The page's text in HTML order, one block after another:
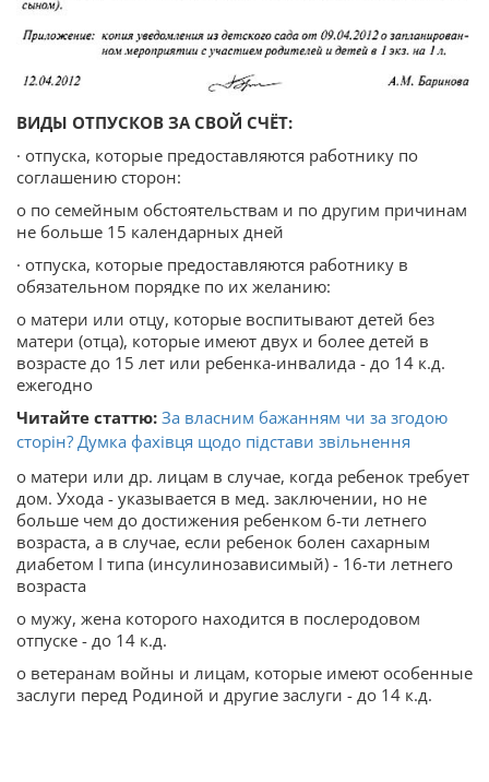
ВИДЫ ОТПУСКОВ ЗА СВОЙ СЧЁТ:
· отпуска, которые предоставляются работнику по
соглашению сторон:
o по семейным обстоятельствам и по другим причинам
не больше 15 календарных дней
· отпуска, которые предоставляются работнику в
обязательном порядке по их желанию:
o матери или отцу, которые воспитывают детей без
матери (отца), которые имеют двух и более детей в
возрасте до 15 лет или ребенка-инвалида - до 14 к.д.
ежегодно
Читайте статтю: За власним бажанням чи за згодою
сторін? Думка фахівця щодо підстави звільнення
o матери или др. лицам в случае, когда ребенок требует
дом. Ухода - указывается в мед. заключении, но не
больше чем до достижения ребенком 6-ти летнего
возраста, а в случае, если ребенок болен сахарным
диабетом І типа (инсулинозависимый) - 16-ти летнего
возраста
o мужу, жена которого находится в послеродовом
отпуске - до 14 к.д.
o ветеранам войны и лицам, которые имеют особенные
заслуги перед Родиной и другие заслуги - до 14 к.д.